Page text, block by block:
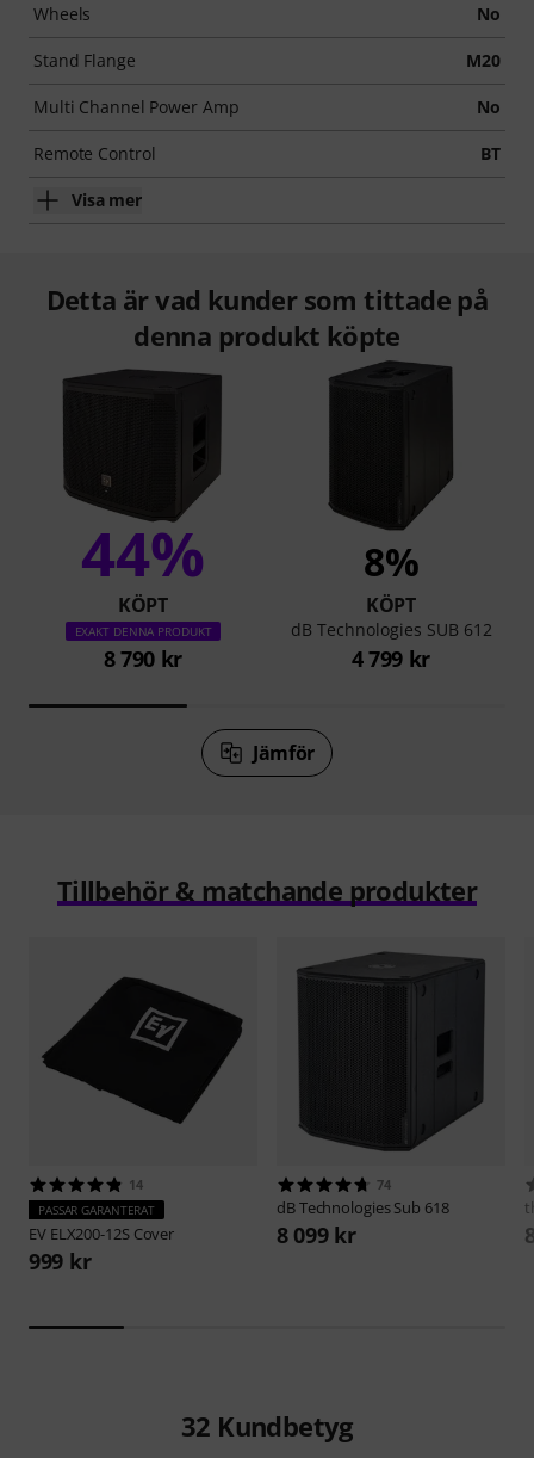
Wheels No
Stand Flange M20
Multi Channel Power Amp No
Remote Control BT
Visa mer
Detta är vad kunder som tittade på
denna produkt köpte
44%
KÖPT
EXAKT DENNA PRODUKT
8 790 kr
8%
KÖPT
dB Technologies SUB 612
4 799 kr
Jämför
Tillbehör & matchande produkter
14
PASSAR GARANTERAT
EV ELX200-12S Cover
999 kr
74
dB TechnologiesSub 618
8 099 kr
32 Kundbetyg